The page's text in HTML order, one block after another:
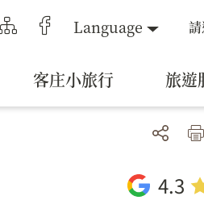
Language
客庄小旅行 旅遊
4.3